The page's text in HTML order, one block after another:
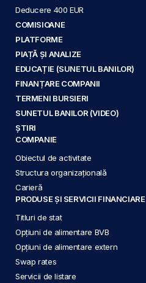
Deducere 400 EUR
COMISIOANE
PLATFORME
PIAȚĂ ȘI ANALIZE
EDUCAȚIE (SUNETUL BANILOR)
FINANȚARE COMPANII
TERMENI BURSIERI
SUNETUL BANILOR (VIDEO)
ȘTIRI
COMPANIE
Obiectul de activitate
Structura organizațională
Carieră
PRODUSE ȘI SERVICII FINANCIARE
Titluri de stat
Opțiuni de alimentare BVB
Opțiuni de alimentare extern
Swap rates
Servicii de listare